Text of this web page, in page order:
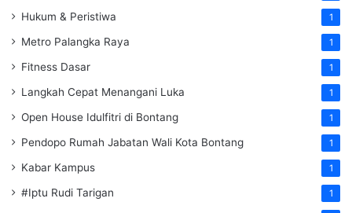
Hukum & Peristiwa 1
Metro Palangka Raya 1
Fitness Dasar 1
Langkah Cepat Menangani Luka 1
Open House Idulfitri di Bontang 1
Pendopo Rumah Jabatan Wali Kota Bontang 1
Kabar Kampus 1
#Iptu Rudi Tarigan 1